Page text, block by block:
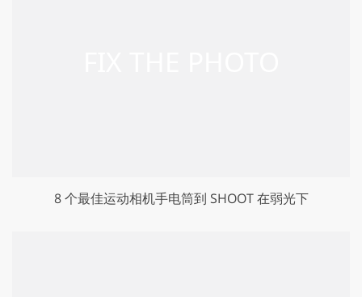
8 个最佳运动相机手电筒到 SHOOT 在弱光下